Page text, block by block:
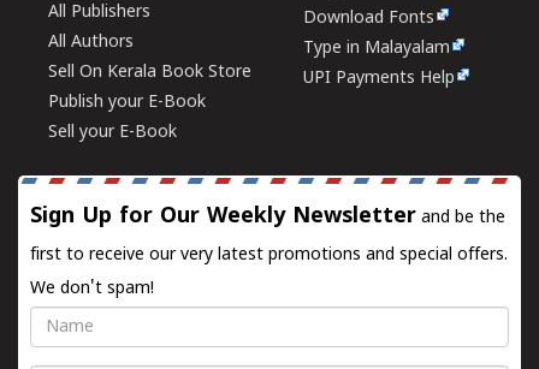
All Publishers
All Authors
Sell On Kerala Book Store
Publish your E-Book
Sell your E-Book
Download Fonts
Type in Malayalam
UPI Payments Help
Sign Up for Our Weekly Newsletter and be the
first to receive our very latest promotions and special offers.
We don't spam!
Name